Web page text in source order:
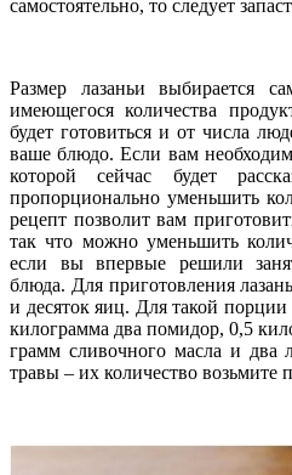
самостоятельно, то следует
Размер лазаньи выбирается
имеющегося количества
будет готовиться и от числа
ваше блюдо. Если вам
которой сейчас будет
пропорционально уменьшить
рецепт позволит вам
так что можно уменьшить
если вы впервые решили
блюда. Для приготовления
и десяток яиц. Для такой порции
килограмма два помидор, 0,5
грамм сливочного масла и два
травы – их количество возьмите